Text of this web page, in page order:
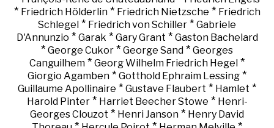
* Friedrich Hölderlin* Friedrich Nietzsche * Friedrich
Schlegel * Friedrich von Schiller * Gabriele
D'Annunzio * Garak * Gary Grant * Gaston Bachelard
* George Cukor * George Sand * Georges
Canguilhem * Georg Wilhelm Friedrich Hegel *
Giorgio Agamben * Gotthold Ephraim Lessing *
Guillaume Apollinaire * Gustave Flaubert * Hamlet *
Harold Pinter* Harriet Beecher Stowe * Henri-
Georges Clouzot * Henri Janson * Henry David